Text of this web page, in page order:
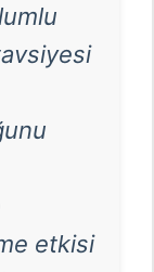
etkisi